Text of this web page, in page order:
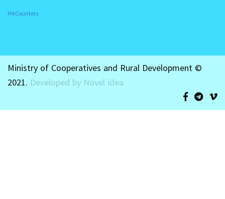
HitCounters
Ministry of Cooperatives and Rural Development ©
2021. Developed by Novel idea